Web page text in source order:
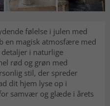
følelse i julen med
en magisk atmosfære med
i naturlige
rød og grøn med
stil, der spreder
dit hjem lyse op i
samvær og glæde i årets